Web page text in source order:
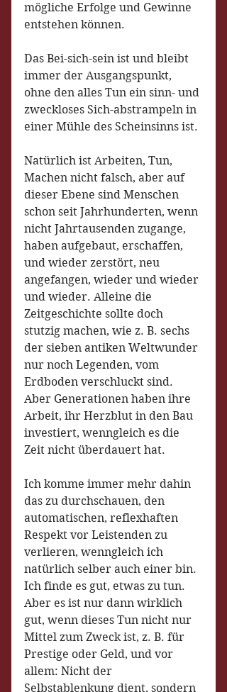
mögliche Erfolge und Gewinne
entstehen können.
Das Bei-sich-sein ist und bleibt
immer der Ausgangspunkt,
ohne den alles Tun ein sinn- und
zweckloses Sich-abstrampeln in
einer Mühle des Scheinsinns ist.
Natürlich ist Arbeiten, Tun,
Machen nicht falsch, aber auf
dieser Ebene sind Menschen
schon seit Jahrhunderten, wenn
nicht Jahrtausenden zugange,
haben aufgebaut, erschaffen,
und wieder zerstört, neu
angefangen, wieder und wieder
und wieder. Alleine die
Zeitgeschichte sollte doch
stutzig machen, wie z. B. sechs
der sieben antiken Weltwunder
nur noch Legenden, vom
Erdboden verschluckt sind.
Aber Generationen haben ihre
Arbeit, ihr Herzblut in den Bau
investiert, wenngleich es die
Zeit nicht überdauert hat.
Ich komme immer mehr dahin
das zu durchschauen, den
automatischen, reflexhaften
Respekt vor Leistenden zu
verlieren, wenngleich ich
natürlich selber auch einer bin.
Ich finde es gut, etwas zu tun.
Aber es ist nur dann wirklich
gut, wenn dieses Tun nicht nur
Mittel zum Zweck ist, z. B. für
Prestige oder Geld, und vor
allem: Nicht der
Selbstablenkung dient, sondern